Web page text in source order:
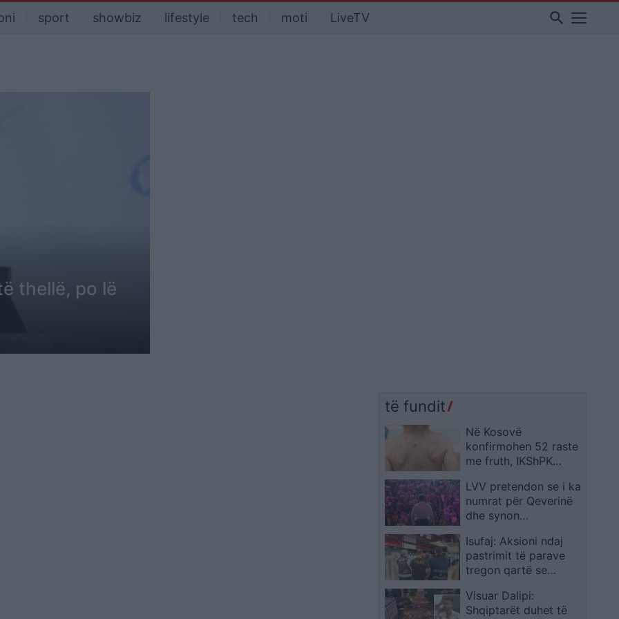
sport showbiz lifestyle tech moti LiveTV search
thellë, po lë
të fundit
Në Kosovë
konfirmohen 52 raste
me fruth, IKShPK
vaksinimit
LVV pretendon se i ka
numrat për Qeverinë
dhe synon
presidentin
Isufaj: Aksioni ndaj
pastrimit të parave
tregon qartë se
mbi ligjin
Visuar Dalipi:
Shqiptarët duhet të